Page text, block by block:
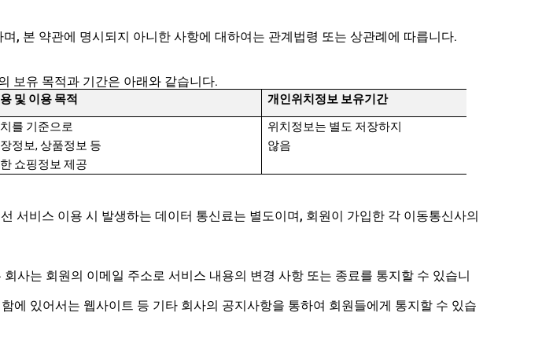
, 본 약관에 명시되지 아니한 사항에 대하여는 관계법령 또는 상관례에 따릅니다.
보유 목적과 기간은 아래와 같습니다.
및 이용 목적
개인위치정보 보유기간
를 기준으로
정보, 상품정보 등
쇼핑정보 제공
위치정보는 별도 저장하지
않음
서비스 이용 시 발생하는 데이터 통신료는 별도이며, 회원이 가입한 각 이동통신사의
사는 회원의 이메일 주소로 서비스 내용의 변경 사항 또는 종료를 통지할 수 있습니
에 있어서는 웹사이트 등 기타 회사의 공지사항을 통하여 회원들에게 통지할 수 있습